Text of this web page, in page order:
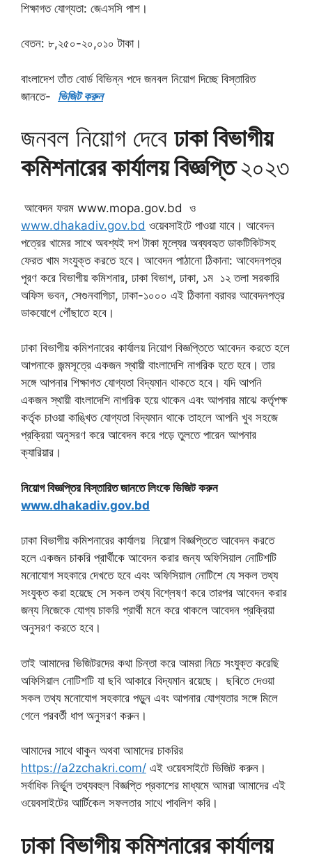
শিক্ষাগত যোগ্যতা: জেএসসি পাশ।
বেতন: ৮,২৫০-২০,০১০ টাকা।
বাংলাদেশ তাঁত বোর্ড বিভিন্ন পদে জনবল নিয়োগ দিচ্ছে বিস্তারিত
জানতে- ভিজিট করুন
জনবল নিয়োগ দেবে ঢাকা বিভাগীয়
কমিশনারের কার্যালয় বিজ্ঞপ্তি২০২৩
আবেদন ফরম www.mopa.gov.bd ও
www.dhakadiv.gov.bd ওয়েবসাইটে পাওয়া যাবে। আবেদন
পত্রের খামের সাথে অবশ্যই দশ টাকা মূল্যের অব্যবহৃত ডাকটিকিটসহ
ফেরত খাম সংযুক্ত করতে হবে। আবেদন পাঠানো ঠিকানা: আবেদনপত্র
পূরণ করে বিভাগীয় কমিশনার, ঢাকা বিভাগ, ঢাকা, ১ম ১২ তলা সরকারি
অফিস ভবন, সেগুনবাগিচা, ঢাকা-১০০০ এই ঠিকানা বরাবর আবেদনপত্র
ডাকযোগে পৌঁছাতে হবে।
ঢাকা বিভাগীয় কমিশনারের কার্যালয় নিয়োগ বিজ্ঞপ্তিতে আবেদন করতে হলে
আপনাকে জন্মসূত্রে একজন স্থায়ী বাংলাদেশি নাগরিক হতে হবে। তার
সঙ্গে আপনার শিক্ষাগত যোগ্যতা বিদ্যমান থাকতে হবে। যদি আপনি
একজন স্থায়ী বাংলাদেশি নাগরিক হয়ে থাকেন এবং আপনার মাঝে কর্তৃপক্ষ
কর্তৃক চাওয়া কাঙ্খিত যোগ্যতা বিদ্যমান থাকে তাহলে আপনি খুব সহজে
প্রক্রিয়া অনুসরণ করে আবেদন করে গড়ে তুলতে পারেন আপনার
ক্যারিয়ার।
নিয়োগ বিজ্ঞপ্তির বিস্তারিত জানতে লিংকে ভিজিট করুন
www.dhakadiv.gov.bd
ঢাকা বিভাগীয় কমিশনারের কার্যালয় নিয়োগ বিজ্ঞপ্তিতে আবেদন করতে
হলে একজন চাকরি প্রার্থীকে আবেদন করার জন্য অফিসিয়াল নোটিশটি
মনোযোগ সহকারে দেখতে হবে এবং অফিসিয়াল নোটিশে যে সকল তথ্য
সংযুক্ত করা হয়েছে সে সকল তথ্য বিশ্লেষণ করে তারপর আবেদন করার
জন্য নিজেকে যোগ্য চাকরি প্রার্থী মনে করে থাকলে আবেদন প্রক্রিয়া
অনুসরণ করতে হবে।
তাই আমাদের ভিজিটরদের কথা চিন্তা করে আমরা নিচে সংযুক্ত করেছি
অফিসিয়াল নোটিশটি যা ছবি আকারে বিদ্যমান রয়েছে। ছবিতে দেওয়া
সকল তথ্য মনোযোগ সহকারে পড়ুন এবং আপনার যোগ্যতার সঙ্গে মিলে
গেলে পরবর্তী ধাপ অনুসরণ করুন।
আমাদের সাথে থাকুন অথবা আমাদের চাকরির
https://a2zchakri.com/ এই ওয়েবসাইটে ভিজিট করুন।
সর্বাধিক নির্ভূূল তথ্যবহুল বিজ্ঞপ্তি প্রকাশের মাধ্যমে আমরা আমাদের এই
ওয়েবসাইটের আর্টিকেল সফলতার সাথে পাবলিশ করি।
ঢাকা বিভাগীয় কমিশনারের কার্যালয়